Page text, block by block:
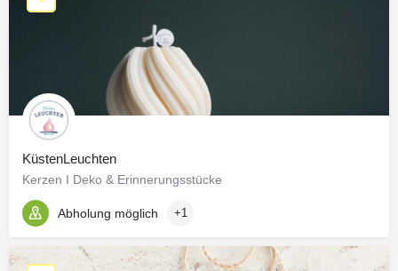
KüstenLeuchten
Kerzen I Deko & Erinnerungsstücke
Abholung möglich +1